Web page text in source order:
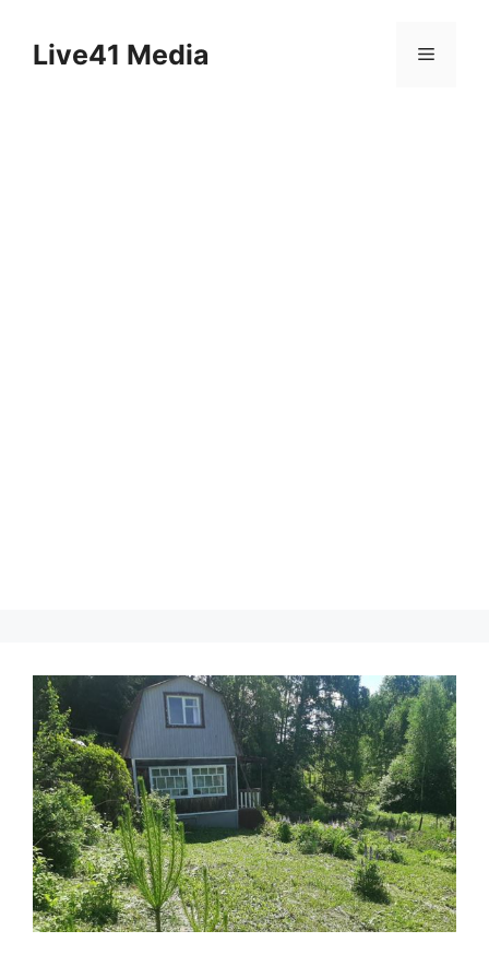
contentLive41 Media Menu